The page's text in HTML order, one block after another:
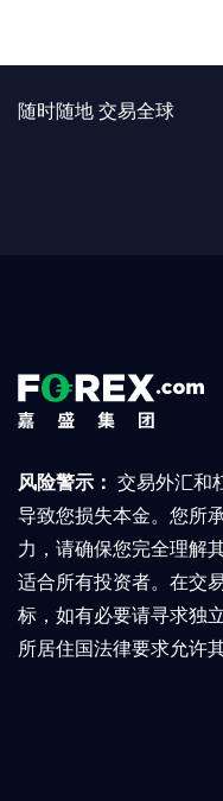
随时随地 交易全球
风险警示： 交易外汇和
导致您损失本金。您所
力，请确保您完全理解
适合所有投资者。在交
标，如有必要请寻求独
所居住国法律要求允许